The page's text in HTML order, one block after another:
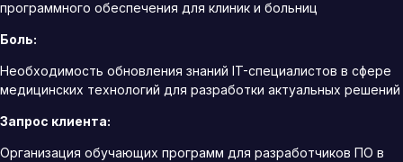
программного обеспечения для клиник и больниц
Боль:
Необходимость обновления знаний IT-специалистов в сфере
медицинских технологий для разработки актуальных решений
Запрос клиента:
Организация обучающих программ для разработчиков ПО в